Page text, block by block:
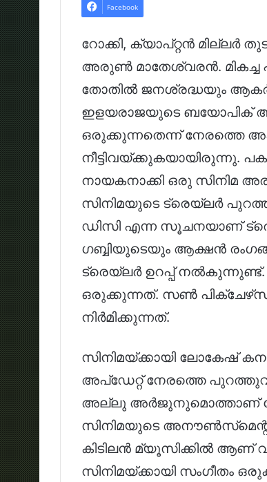
Facebook
റോക്കി, ക്യാപ്റ്റൻ മില്ലർ
അരുൺ മാതേശ്വരൻ. മികച്ച
തോതിൽ ജനശ്രദ്ധയും
ഇളയരാജയുടെ ബയോപിക്
ഒരുക്കുന്നതെന്ന് നേരത്തെ
നീട്ടിവയ്ക്കുകയായിരുന്നു.
നായകനാക്കി ഒരു സിനിമ
സിനിമയുടെ ട്രെയ്‌ലർ
ഡിസി എന്ന സൂചനയാണ്
ഗബ്ബിയുടെയും ആക്ഷൻ
ട്രെയ്‌ലർ ഉറപ്പ്
ഒരുക്കുന്നത്. സൺ
നിർമിക്കുന്നത്.
സിനിമയ്ക്കായി ലോകേഷ്
അപ്ഡേറ്റ് നേരത്തെ
അല്ലു അർജുനുമൊത്താണ്
സിനിമയുടെ അനൗൺസ്‌മെന്റ്
കിടിലൻ മ്യൂസിക്കിൽ ആണ്
സിനിമയ്ക്കായി സംഗീതം